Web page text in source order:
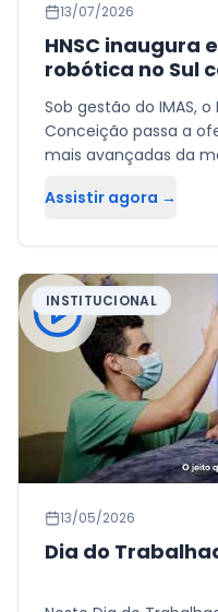
13/07/2026
HNSC inaugura
robótica no Sul
Sob gestão do IMAS,
Conceição passa a
mais avançadas da
Assistir agora →
INSTITUCIONAL
13/05/2026
Dia do